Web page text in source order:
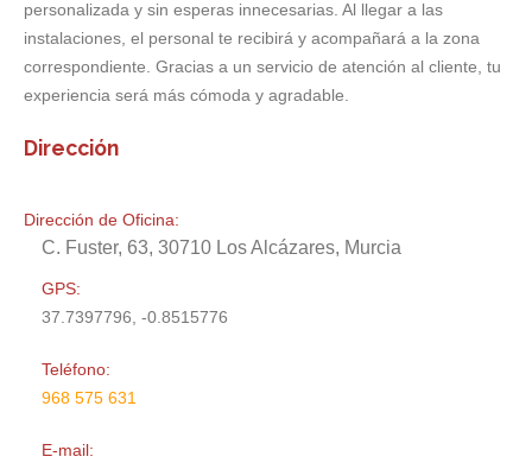
personalizada y sin esperas innecesarias. Al llegar a las
instalaciones, el personal te recibirá y acompañará a la zona
correspondiente. Gracias a un servicio de atención al cliente, tu
experiencia será más cómoda y agradable.
Dirección
Dirección de Oficina:
C. Fuster, 63, 30710 Los Alcázares, Murcia
GPS:
37.7397796, -0.8515776
Teléfono:
968 575 631
E-mail: